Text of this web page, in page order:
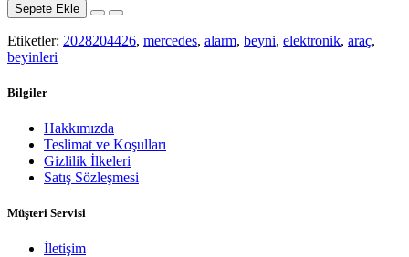
Sepete Ekle
Etiketler: 2028204426, mercedes, alarm, beyni, elektronik, araç,
beyinleri
Bilgiler
Hakkımızda
Teslimat ve Koşulları
Gizlilik İlkeleri
Satış Sözleşmesi
Müşteri Servisi
İletişim